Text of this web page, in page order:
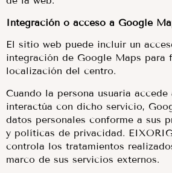
Integración o acceso a Google
El sitio web puede incluir un
integración de Google Maps para
localización del centro.
Cuando la persona usuaria
interactúa con dicho servicio,
datos personales conforme a sus
y políticas de privacidad.
controla los tratamientos
marco de sus servicios externos.